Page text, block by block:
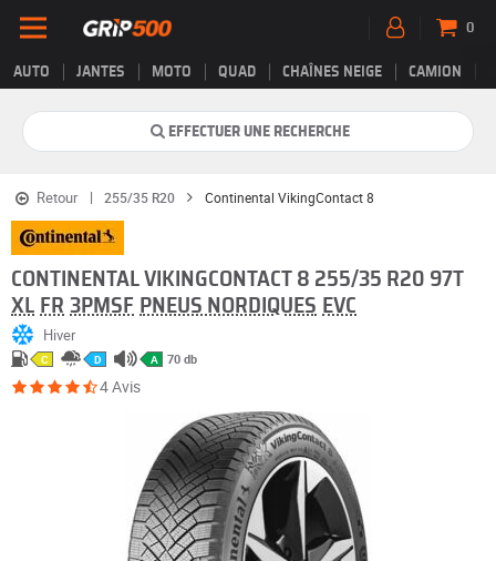
AUTO JANTES MOTO QUAD CHAÎNES NEIGE CAMION
0
EFFECTUER UNE RECHERCHE
Retour 255/35 R20 Continental VikingContact 8
CONTINENTAL VIKINGCONTACT 8 255/35 R20 97T
XL FR 3PMSF PNEUS NORDIQUES EVC
Hiver
C D A 70 db
4 Avis